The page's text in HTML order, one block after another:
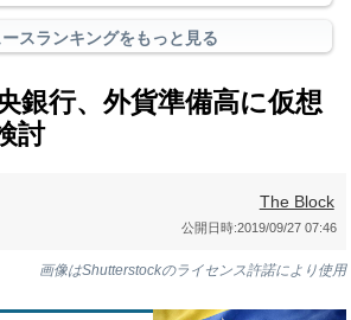
スランキングをもっと見る
銀行、外貨準備高に仮想
討
The Block
公開日時:2019/09/27 07:46
画像はShutterstockのライセンス許諾により使用